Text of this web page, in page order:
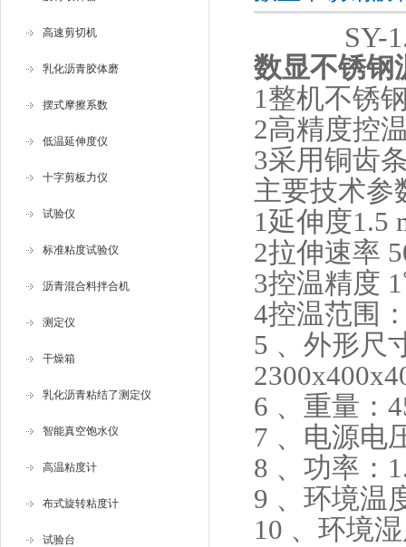
高速剪切机
乳化沥青胶体磨
摆式摩擦系数
低温延伸度仪
十字剪板力仪
试验仪
标准粘度试验仪
沥青混合料拌合机
测定仪
干燥箱
乳化沥青粘结了测定仪
智能真空饱水仪
高温粘度计
布式旋转粘度计
试验台
SY-
数显不锈钢
1整机不锈
2高精度控
3采用铜齿
主要技术参
1延伸度
2拉伸速率
3控温精度
4控温范围
5 、外形尺
6 、重量：
7 、电源电
8 、功率：
9 、环境温
10 、环境